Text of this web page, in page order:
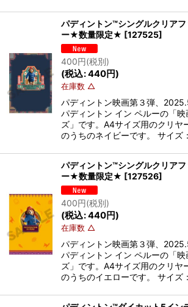
パディントン™シングルクリア
ー★数量限定★ [127525]
400円(税別)
(税込:440円)
在庫数 △
パディントン映画第３弾、
パディントン イン ペルーの「映
ズ」です。A4サイズ用のクリ
のうちのネイビーです。 サイ
パディントン™シングルクリア
ー★数量限定★ [127526]
400円(税別)
(税込:440円)
在庫数 △
パディントン映画第３弾、
パディントン イン ペルーの「映
ズ」です。A4サイズ用のクリ
のうちのイエローです。 サイ